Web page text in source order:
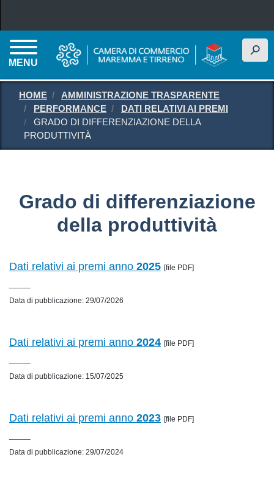
MENU
h
HOME
AMMINISTRAZIONE TRASPARENTE
PERFORMANCE
DATI RELATIVI AI PREMI
GRADO DI DIFFERENZIAZIONE DELLA
PRODUTTIVITÀ
Grado di differenziazione
della produttività
Dati relativi ai premi anno 2025 [file PDF]
Data di pubblicazione: 29/07/2026
Dati relativi ai premi anno 2024 [file PDF]
Data di pubblicazione: 15/07/2025
Dati relativi ai premi anno 2023 [file PDF]
Data di pubblicazione: 29/07/2024